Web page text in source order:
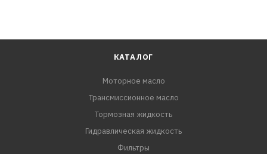
КАТАЛОГ
Моторное масло
Трансмиссионное масло
Тормозная жидкость
Гидравлическая жидкость
Фильтры